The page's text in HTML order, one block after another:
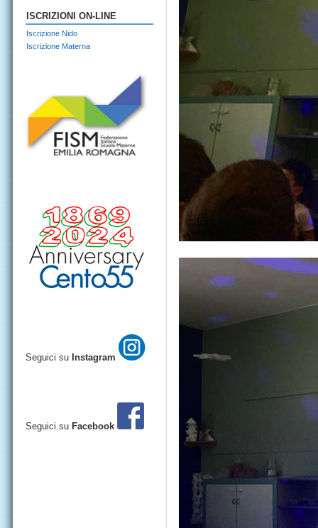
ISCRIZIONI ON-LINE
Iscrizione Nido
Iscrizione Materna
Seguici su Instagram
Seguici su Facebook